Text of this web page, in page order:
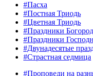
#Пасха
#Постная Триодь
#Цветная Триодь
#Праздники
#Праздники
#Двунадесятые
#Страстная седмица
#Проповеди на